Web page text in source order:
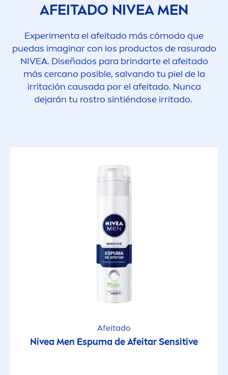
AFEITADO NIVEA MEN
Experimenta el afeitado más cómodo que
puedas imaginar con los productos de rasurado
NIVEA. Diseñados para brindarte el afeitado
más cercano posible, salvando tu piel de la
irritación causada por el afeitado. Nunca
dejarán tu rostro sintiéndose irritado.
Afeitado
NiveaMen Espuma de AfeitarSensitive